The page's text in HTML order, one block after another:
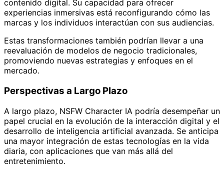
contenido digital. Su capacidad para ofrecer
experiencias inmersivas está reconfigurando cómo las
marcas y los individuos interactúan con sus audiencias.
Estas transformaciones también podrían llevar a una
reevaluación de modelos de negocio tradicionales,
promoviendo nuevas estrategias y enfoques en el
mercado.
Perspectivas a Largo Plazo
A largo plazo, NSFW Character IA podría desempeñar un
papel crucial en la evolución de la interacción digital y el
desarrollo de inteligencia artificial avanzada. Se anticipa
una mayor integración de estas tecnologías en la vida
diaria, con aplicaciones que van más allá del
entretenimiento.